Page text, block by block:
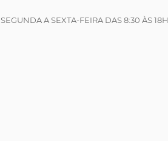
SEGUNDA A SEXTA-FEIRA DAS 8:30 ÀS 18H